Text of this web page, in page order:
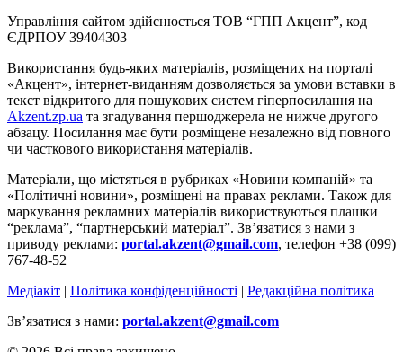
Управління сайтом здійснюється ТОВ “ГПП Акцент”, код
ЄДРПОУ 39404303
Використання будь-яких матеріалів, розміщених на порталі
«Акцент», інтернет-виданням дозволяється за умови вставки в
текст відкритого для пошукових систем гіперпосилання на
Akzent.zp.ua та згадування першоджерела не нижче другого
абзацу. Посилання має бути розміщене незалежно від повного
чи часткового використання матеріалів.
Матеріали, що містяться в рубриках «Новини компаній» та
«Політичні новини», розміщені на правах реклами. Також для
маркування рекламних матеріалів використвуються плашки
“реклама”, “партнерський матеріал”. Зв’язатися з нами з
приводу реклами: portal.akzent@gmail.com, телефон +38 (099)
767-48-52
Медіакіт | Політика конфіденційності | Редакційна політика
Зв’язатися з нами: portal.akzent@gmail.com